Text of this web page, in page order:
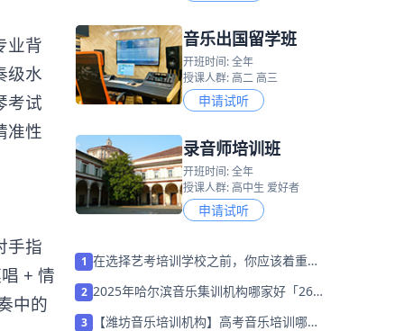
业背
级水
考试
准性
手指
+ 情
中的
音乐出国留学班
开班时间: 全年
授课人群: 高二 高三
申请试听
录音师培训班
开班时间: 全年
授课人群: 高中生 爱好者
申请试听
1 在选择艺考培训学校之前，你应该着重以
2 2025年哈尔滨音乐集训机构哪家好「26
3
【潍坊音乐培训机构】高考音乐培训哪家